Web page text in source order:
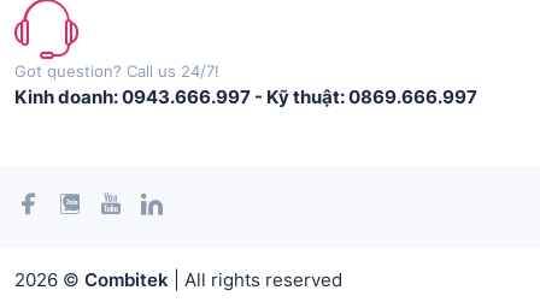
Got question? Call us 24/7!
Kinh doanh: 0943.666.997 - Kỹ thuật: 0869.666.997
2026 © Combitek | All rights reserved